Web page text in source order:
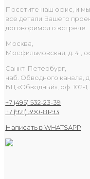
Посетите наш офис, и
все детали Вашего
договоримся о встрече.
Москва,
Мосфильмовская, д. 41,
Санкт-Петербург,
наб. Обводного канала,
БЦ «Обводный», оф. 102-1,
+7 (495) 532-23-39
+7 (921) 390-81-93
Написать в WHATSAPP